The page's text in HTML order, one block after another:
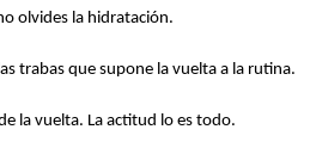
olvides la hidratación.
trabas que supone la vuelta a la rutina.
la vuelta. La actitud lo es todo.